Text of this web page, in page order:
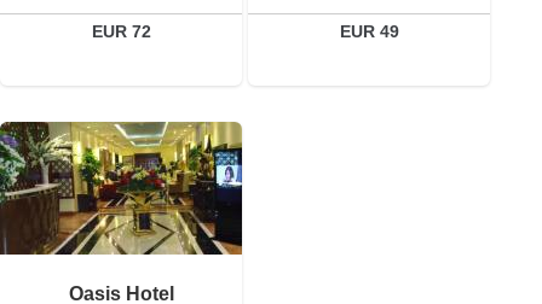
EUR 72
Réserver
EUR 49
Oasis Hotel